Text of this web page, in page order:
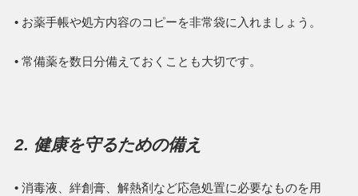
• お薬手帳や処方内容のコピーを非常袋に入れましょう。
• 常備薬を数日分備えておくことも大切です。
2. 健康を守るための備え
• 消毒液、絆創膏、解熱剤など応急処置に必要なものを用